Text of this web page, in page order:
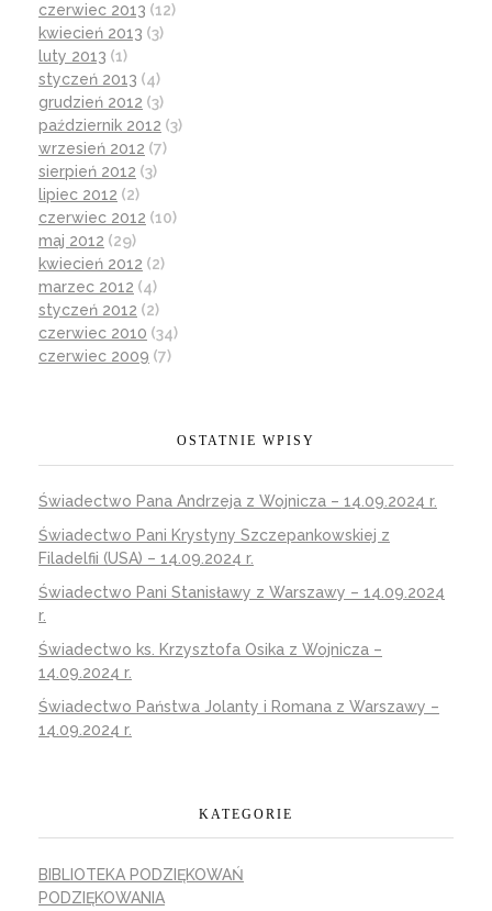
czerwiec 2013 (12)
kwiecień 2013 (3)
luty 2013 (1)
styczeń 2013 (4)
grudzień 2012 (3)
październik 2012 (3)
wrzesień 2012 (7)
sierpień 2012 (3)
lipiec 2012 (2)
czerwiec 2012 (10)
maj 2012 (29)
kwiecień 2012 (2)
marzec 2012 (4)
styczeń 2012 (2)
czerwiec 2010 (34)
czerwiec 2009 (7)
OSTATNIE WPISY
Świadectwo Pana Andrzeja z Wojnicza – 14.09.2024 r.
Świadectwo Pani Krystyny Szczepankowskiej z
Filadelfii (USA) – 14.09.2024 r.
Świadectwo Pani Stanisławy z Warszawy – 14.09.2024
r.
Świadectwo ks. Krzysztofa Osika z Wojnicza –
14.09.2024 r.
Świadectwo Państwa Jolanty i Romana z Warszawy –
14.09.2024 r.
KATEGORIE
BIBLIOTEKA PODZIĘKOWAŃ
PODZIĘKOWANIA